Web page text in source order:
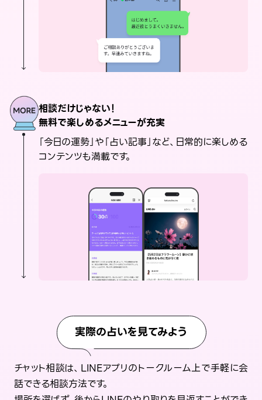
相談だけじゃない！
無料で楽しめるメニューが充実
「今日の運勢」や「占い記事」など、日常的に楽しめる
コンテンツも満載です。
実際の占いを見てみよう
チャット相談は、LINEアプリのトークルーム上で手軽に会
話できる相談方法です。